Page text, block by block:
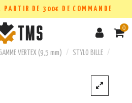
PARTIR DE 300€ DE COMMANDE
0
VERTEX (9,5 mm)
STYLO BILLE